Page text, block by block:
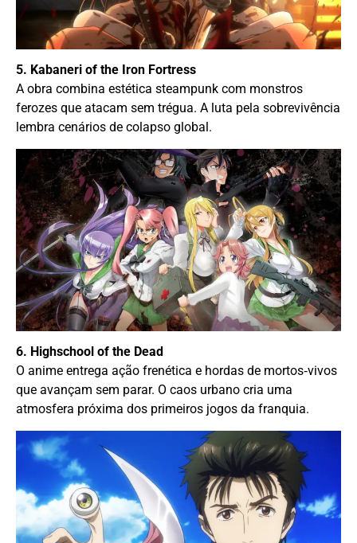
5. Kabaneri of the Iron Fortress
A obra combina estética steampunk com monstros
ferozes que atacam sem trégua. A luta pela sobrevivência
lembra cenários de colapso global.
6. Highschool of the Dead
O anime entrega ação frenética e hordas de mortos‑vivos
que avançam sem parar. O caos urbano cria uma
atmosfera próxima dos primeiros jogos da franquia.